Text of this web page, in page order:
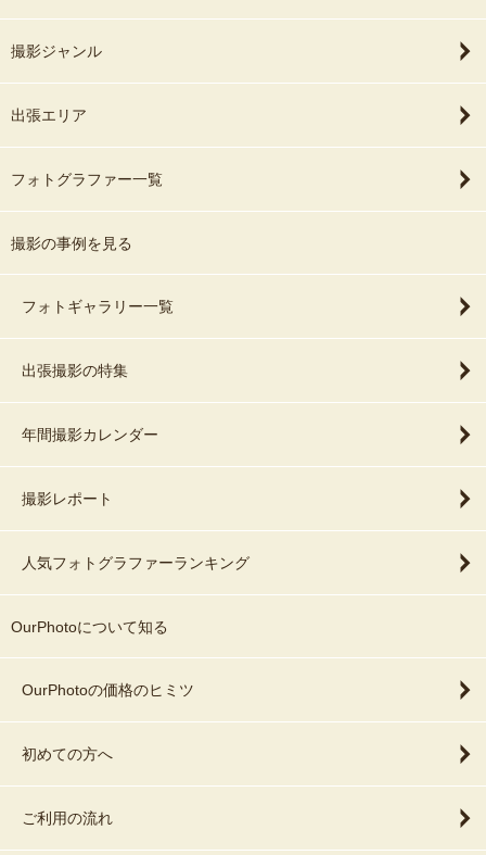
撮影ジャンル
出張エリア
フォトグラファー一覧
撮影の事例を見る
フォトギャラリー一覧
出張撮影の特集
年間撮影カレンダー
撮影レポート
人気フォトグラファーランキング
OurPhotoについて知る
OurPhotoの価格のヒミツ
初めての方へ
ご利用の流れ